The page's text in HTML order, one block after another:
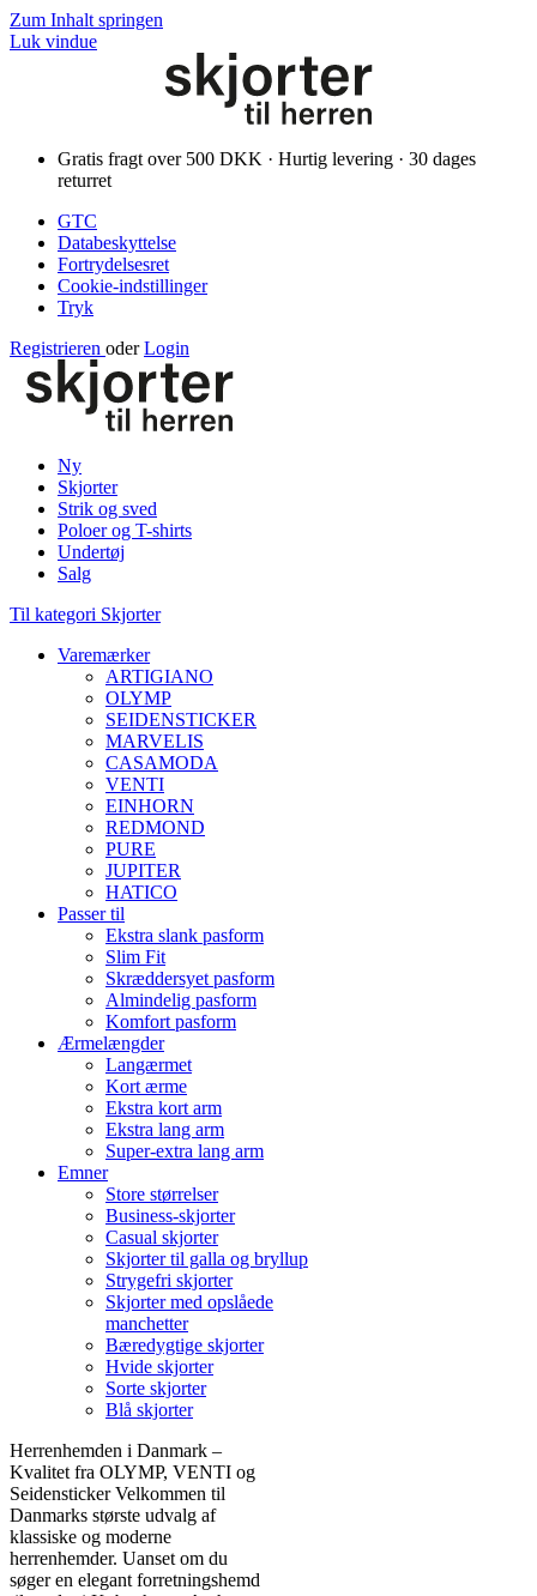
Zum Inhalt springen
Luk vindue
Gratis fragt over 500 DKK · Hurtig levering · 30 dages
returret
GTC
Databeskyttelse
Fortrydelsesret
Cookie-indstillinger
Tryk
Registrieren oder Login
Ny
Skjorter
Strik og sved
Poloer og T-shirts
Undertøj
Salg
Til kategori Skjorter
Varemærker
ARTIGIANO
OLYMP
SEIDENSTICKER
MARVELIS
CASAMODA
VENTI
EINHORN
REDMOND
PURE
JUPITER
HATICO
Passer til
Ekstra slank pasform
Slim Fit
Skræddersyet pasform
Almindelig pasform
Komfort pasform
Ærmelængder
Langærmet
Kort ærme
Ekstra kort arm
Ekstra lang arm
Super-extra lang arm
Emner
Store størrelser
Business-skjorter
Casual skjorter
Skjorter til galla og bryllup
Strygefri skjorter
Skjorter med opslåede
manchetter
Bæredygtige skjorter
Hvide skjorter
Sorte skjorter
Blå skjorter
Herrenhemden i Danmark –
Kvalitet fra OLYMP, VENTI og
Seidensticker Velkommen til
Danmarks største udvalg af
klassiske og moderne
herrenhemder. Uanset om du
søger en elegant forretningshemd